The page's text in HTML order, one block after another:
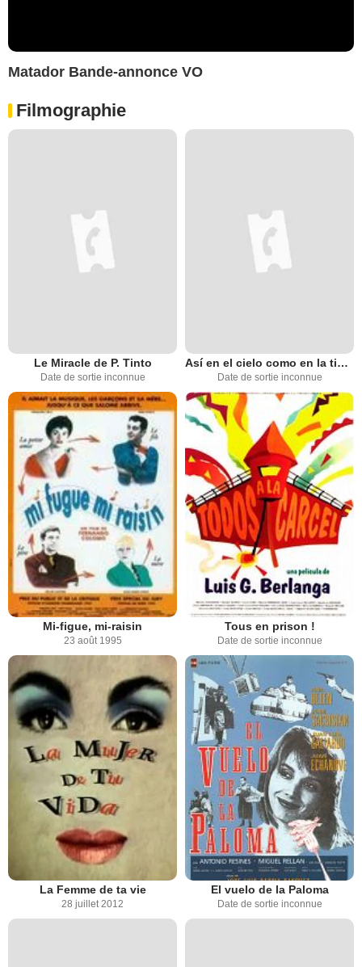
Matador Bande-annonce VO
Filmographie
Le Miracle de P. Tinto
Date de sortie inconnue
Así en el cielo como en la tierra
Date de sortie inconnue
Mi-figue, mi-raisin
23 août 1995
Tous en prison !
Date de sortie inconnue
La Femme de ta vie
28 juillet 2012
El vuelo de la Paloma
Date de sortie inconnue